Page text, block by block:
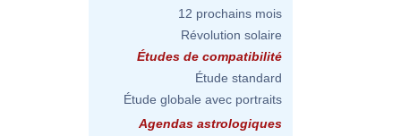
12 prochains mois
Révolution solaire
Études de compatibilité
Étude standard
Étude globale avec portraits
Agendas astrologiques